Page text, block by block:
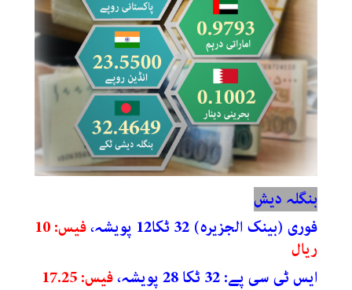
بنگلہ دیش
فوری (بینک الجزیرہ) 32 ٹکا12 پویشہ،
فیس: 10
ریال
ایس ٹی سی پے: 32 ٹکا 28 پویشہ،
فیس: 17.25